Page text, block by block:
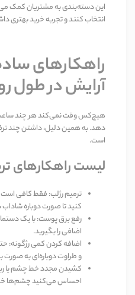
این دسته‌بندی به مشتریان کمک
انتخاب کنند و تجربه خرید بهتری
راهکارهای
آرایش در طول
هیچ‌کس وقت نمی‌کند هر چند ساعت
دهد. به همین دلیل، داشتن چند
است.
لیست راهکارهای
ترمیم رژلب:فقط کافی است
کنید تا صورت دوباره
رفع برق پوست:با یک
اضافی را بگیرید.
اضافه کردن کمی رژگونه:
و طراوت دوباره‌ای به صورت
کشیدن مجدد خط چشم یا
احساس می‌کنید چشم‌ها